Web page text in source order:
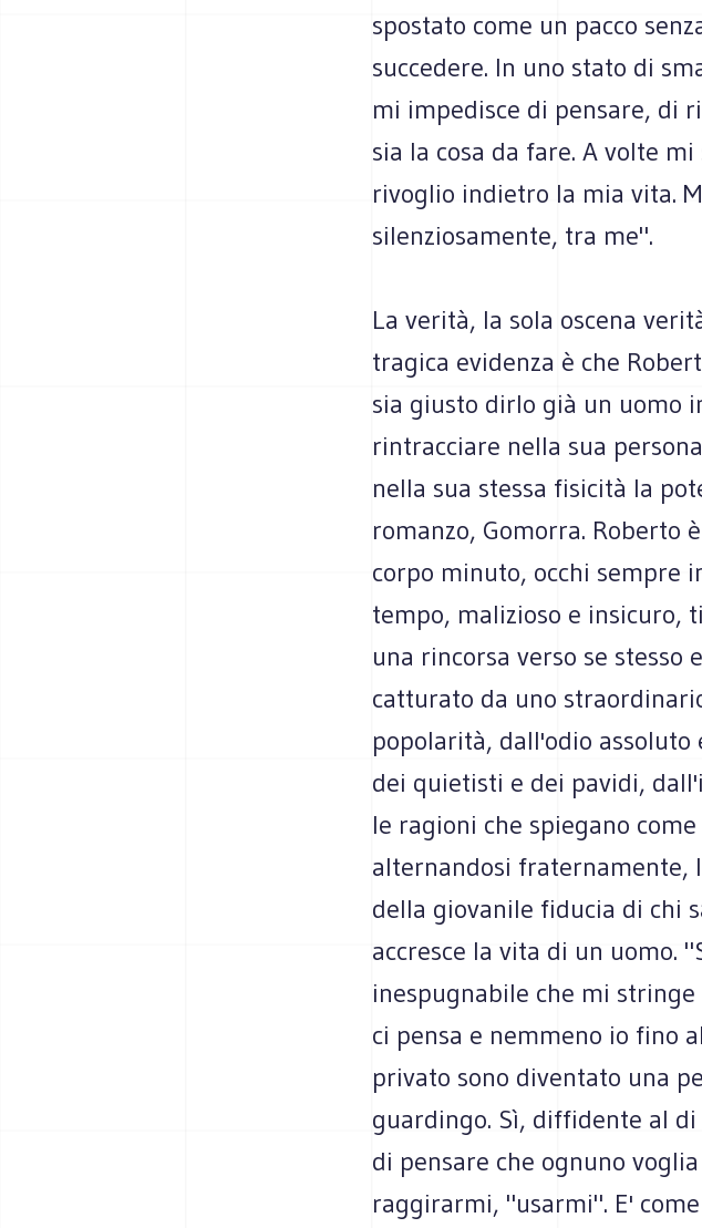
spostato come un pacco
succedere. In uno stato di
mi impedisce di pensare, di
sia la cosa da fare. A volte
rivoglio indietro la mia vita.
silenziosamente, tra me".
La verità, la sola oscena
tragica evidenza è che
sia giusto dirlo già un uomo
rintracciare nella sua
nella sua stessa fisicità la
romanzo, Gomorra. Roberto
corpo minuto, occhi sempre
tempo, malizioso e insicuro,
una rincorsa verso se stesso
catturato da uno
popolarità, dall'odio assoluto
dei quietisti e dei pavidi,
le ragioni che spiegano
alternandosi fraternamente,
della giovanile fiducia di chi
accresce la vita di un uomo.
inespugnabile che mi
ci pensa e nemmeno io fino
privato sono diventato una
guardingo. Sì, diffidente al
di pensare che ognuno
raggirarmi, "usarmi". E'